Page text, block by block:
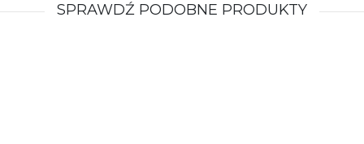
SPRAWDŹ PODOBNE PRODUKTY